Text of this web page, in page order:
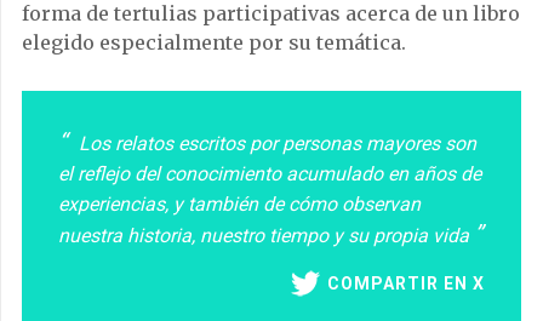
forma de tertulias participativas acerca de un libro
elegido especialmente por su temática.
Los relatos escritos por personas mayores son
el reflejo del conocimiento acumulado en años de
experiencias, y también de cómo observan
nuestra historia, nuestro tiempo y su propia vida
COMPARTIR EN X